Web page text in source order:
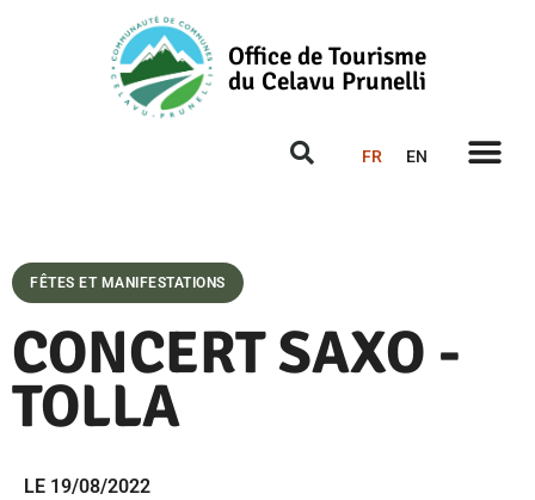
Office de Tourisme
du Celavu Prunelli
FR EN
FÊTES ET MANIFESTATIONS
CONCERT SAXO -
TOLLA
LE 19/08/2022